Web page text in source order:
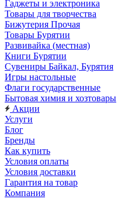
Гаджеты и электроника
Товары для творчества
Бижутерия Прочая
Товары Бурятии
Развивайка (местная)
Книги Бурятии
Сувениры Байкал, Бурятия
Игры настольные
Флаги государственные
Бытовая химия и хозтовары
Акции
Услуги
Блог
Бренды
Как купить
Условия оплаты
Условия доставки
Гарантия на товар
Компания